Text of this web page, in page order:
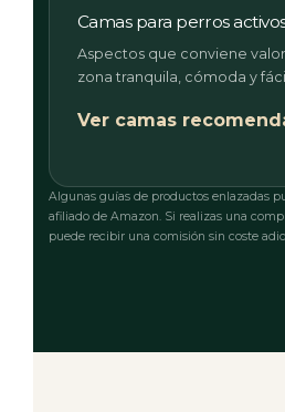
Camas para perros
Aspectos que conviene
zona tranquila, cómoda y
Ver camas
Algunas guías de productos enlazadas
afiliado de Amazon. Si realizas una
puede recibir una comisión sin coste